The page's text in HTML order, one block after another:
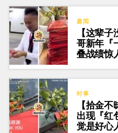
趣闻
【这辈
哥新年『
叠战绩惊
时事
【拾金
出现『红
觉是好心